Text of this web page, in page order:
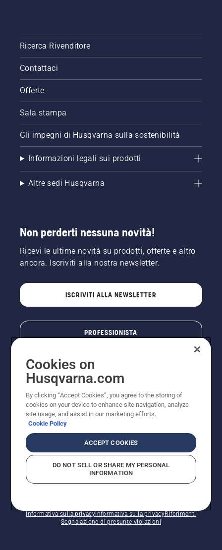
Ricerca Rivenditore
Contattaci
Offerte
Sala stampa
Gli impegni di Husqvarna sulla sostenibilità
Informazioni legali sui prodotti
Altre sedi Husqvarna
Non perderti nessuna novità!
Ricevi le ultime novità su prodotti, offerte e altro
ancora. Iscriviti alla nostra newsletter.
ISCRIVITI ALLA NEWSLETTER
PROFESSIONISTA
© Husqvarna AB (publ). Tutti i diritti riservati. I prezzi
pubblicati si intendono raccomandati e arrotondati, non
impegnativi, comprensivi di I.V.A. vigente. FERCAD SpA
- Via Retrone, 49 - 36077 Altavilla Vic. (VI) - Capitale
Sociale € 2.000.000 int. vers. P.I. e C.F. 01252490246 -
Informativa sulla privacy Informativa sulla privacyRiferimenti
Segnalazione di presunte violazioni
Cookies on
Husqvarna.com
By clicking “Accept Cookies”, you agree to the storing of
cookies on your device to enhance site navigation, analyze
site usage, and assist in our marketing efforts.
Cookie Policy
ACCEPT COOKIES
DO NOT SELL OR SHARE MY PERSONAL
INFORMATION